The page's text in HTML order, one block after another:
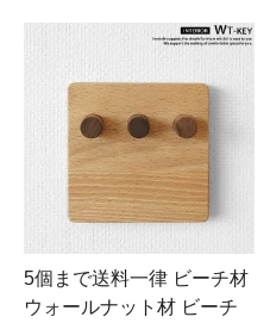
5個まで送料一律 ビーチ材
ウォールナット材 ビーチ